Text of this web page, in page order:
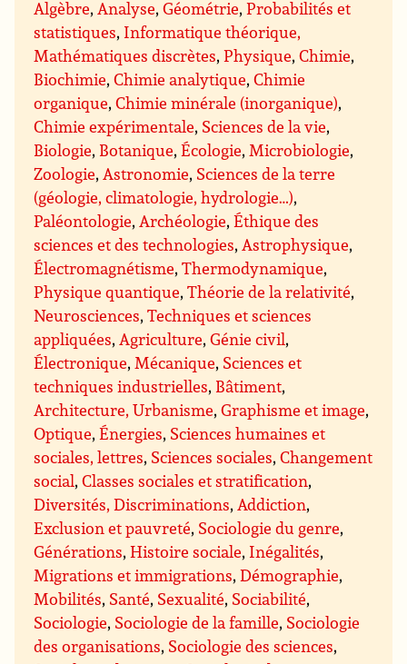
Algèbre, Analyse,Géométrie,Probabilités et
statistiques, Informatique théorique,
Mathématiques discrètes,Physique,Chimie,
Biochimie,Chimie analytique,Chimie
organique,Chimie minérale (inorganique),
Chimie expérimentale, Sciences de la vie,
Biologie, Botanique,Écologie, Microbiologie,
Zoologie, Astronomie, Sciences de la terre
(géologie, climatologie, hydrologie…),
Paléontologie, Archéologie,Éthique des
sciences et des technologies, Astrophysique,
Électromagnétisme,Thermodynamique,
Physique quantique,Théorie de la relativité,
Neurosciences,Techniques et sciences
appliquées, Agriculture,Génie civil,
Électronique, Mécanique, Sciences et
techniques industrielles, Bâtiment,
Architecture, Urbanisme,Graphisme et image,
Optique,Énergies, Sciences humaines et
sociales, lettres, Sciences sociales,Changement
social,Classes sociales et stratification,
Diversités, Discriminations, Addiction,
Exclusion et pauvreté, Sociologie du genre,
Générations,Histoire sociale, Inégalités,
Migrations et immigrations,Démographie,
Mobilités, Santé, Sexualité, Sociabilité,
Sociologie, Sociologie de la famille, Sociologie
des organisations, Sociologie des sciences,